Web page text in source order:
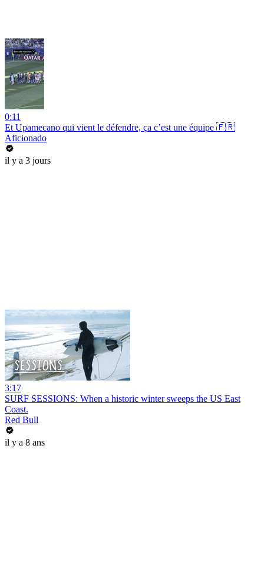
0:11
Et Upamecano qui vient le défendre, ça c’est une équipe 🇫🇷
Aficionado
il y a 3 jours
3:17
SURF SESSIONS: When a historic winter sweeps the US East
Coast.
Red Bull
il y a 8 ans